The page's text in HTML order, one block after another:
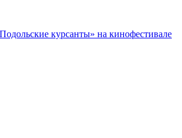
курсанты» на кинофестивале